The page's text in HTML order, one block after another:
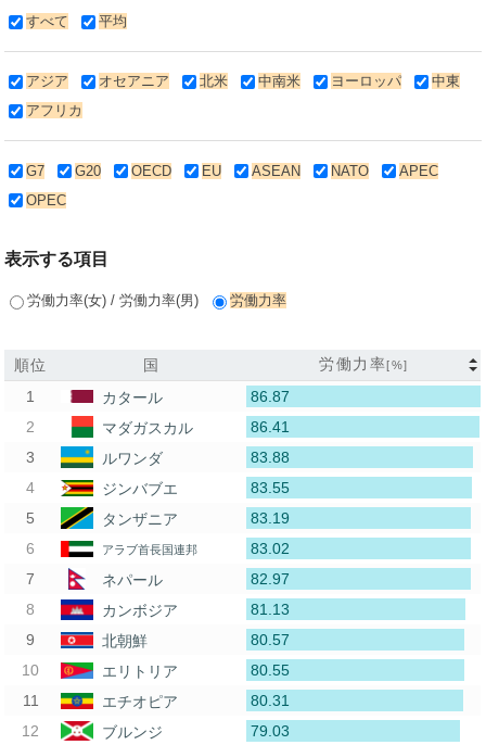
すべて 平均
アジア オセアニア 北米 中南米 ヨーロッパ
中東
アフリカ
G7 G20 OECD EU ASEAN NATO
APEC
OPEC
表示する項目
労働力率(女) / 労働力率(男) 労働力率
順位 国 労働力率[%]
カタール
86.87
マダガスカル
86.41
ルワンダ
83.88
ジンバブエ
83.55
タンザニア
83.19
アラブ首長国連邦
83.02
ネパール
82.97
カンボジア
81.13
北朝鮮
80.57
エリトリア
80.55
エチオピア
80.31
ブルンジ
79.03